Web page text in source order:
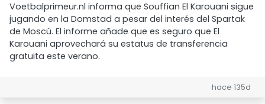
Voetbalprimeur.nl informa que Souffian El Karouani sigue
jugando en la Domstad a pesar del interés del Spartak
de Moscú. El informe añade que es seguro que El
Karouani aprovechará su estatus de transferencia
gratuita este verano.
hace 135d